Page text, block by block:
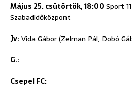
Május 25. csütörtök, 18:00 Sport
Szabadidőközpont
Jv:Vida Gábor (Zelman Pál, Dobó
G.:
Csepel FC: